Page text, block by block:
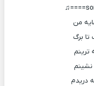
من
تا برگ
ترینم
نشینم
دریدم